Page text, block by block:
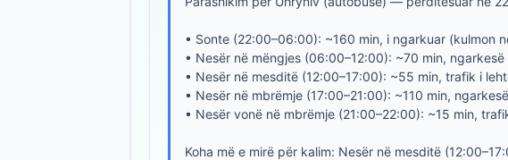
• Sonte (22:00–06:00): ~160 min, i ngarkuar (kulmon
• Nesër në mëngjes (06:00–12:00): ~70 min,
• Nesër në mesditë (12:00–17:00): ~55 min, trafik i
• Nesër në mbrëmje (17:00–21:00): ~110 min,
• Nesër vonë në mbrëmje (21:00–22:00): ~15 min,
Koha më e mirë për kalim: Nesër në mesditë